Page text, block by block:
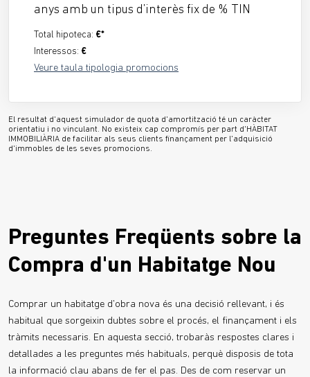
anys amb un tipus d’interès fix de % TIN
Total hipoteca: €*
Interessos: €
Veure taula tipologia promocions
El resultat d'aquest simulador de quota d'amortització té un caràcter
orientatiu i no vinculant. No existeix cap compromís per part d'HÀBITAT
IMMOBILIÀRIA de facilitar als seus clients finançament per l'adquisició
d'immobles de les seves promocions.
Preguntes Freqüents sobre la
Compra d'un Habitatge Nou
Comprar un habitatge d'obra nova és una decisió rellevant, i és
habitual que sorgeixin dubtes sobre el procés, el finançament i els
tràmits necessaris. En aquesta secció, trobaràs respostes clares i
detallades a les preguntes més habituals, perquè disposis de tota
la informació clau abans de fer el pas. Des de com reservar un